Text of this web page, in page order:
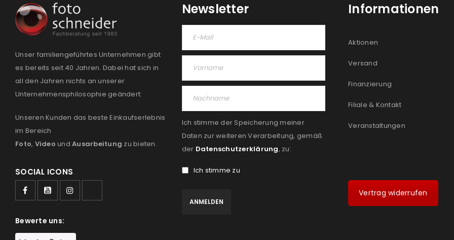
Unser familiengeführtes Unternehmen gibt
es bereits seit 40 Jahren. Dabei hat sich in
all den Jahren nichts an unserer
Unternehmensphilosophie geändert:
Unseren Kunden das beste Einkaufserlebnis
im Bereich
Foto, Video und Ausarbeitung zu bieten.
SOCIAL ICONS
Bewerte uns:
Newsletter
Ich stimme der Speicherung meiner
Daten zur weiteren Verarbeitung, gemäß
der Datenschutzerklärung, zu:
Ich stimme zu
Informationen
Aktionen
Versand
Finanzierung
Filiale & Kontakt
Veranstaltungen
Vertrag widerrufen